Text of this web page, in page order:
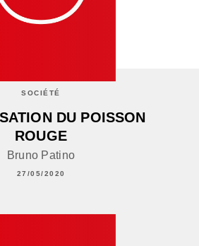
SOCIÉTÉ
DU POISSON
ROUGE
Bruno Patino
27/05/2020